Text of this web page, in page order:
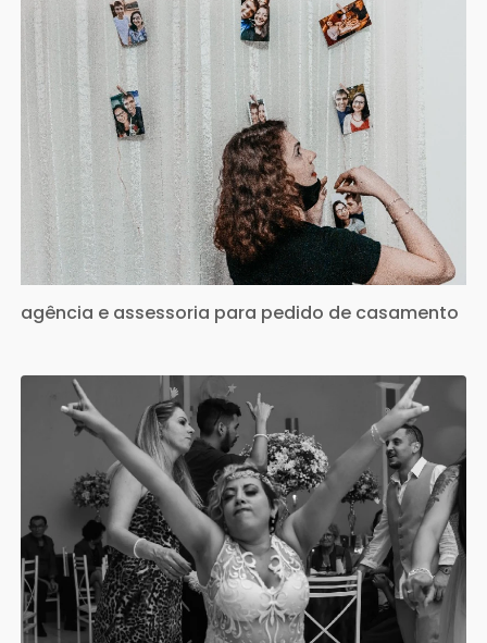
agência e assessoria para pedido de casamento